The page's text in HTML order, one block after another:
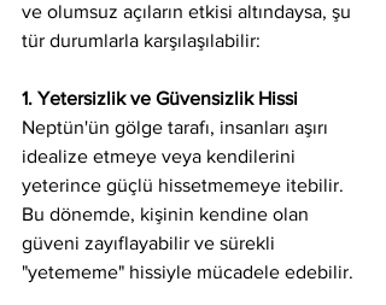
ve olumsuz açıların etkisi altındaysa, şu
tür durumlarla karşılaşılabilir:
1. Yetersizlik ve Güvensizlik Hissi
Neptün'ün gölge tarafı, insanları aşırı
idealize etmeye veya kendilerini
yeterince güçlü hissetmemeye itebilir.
Bu dönemde, kişinin kendine olan
güveni zayıflayabilir ve sürekli
"yetememe" hissiyle mücadele edebilir.